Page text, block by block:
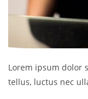
Lorem ipsum dolor
tellus, luctus nec